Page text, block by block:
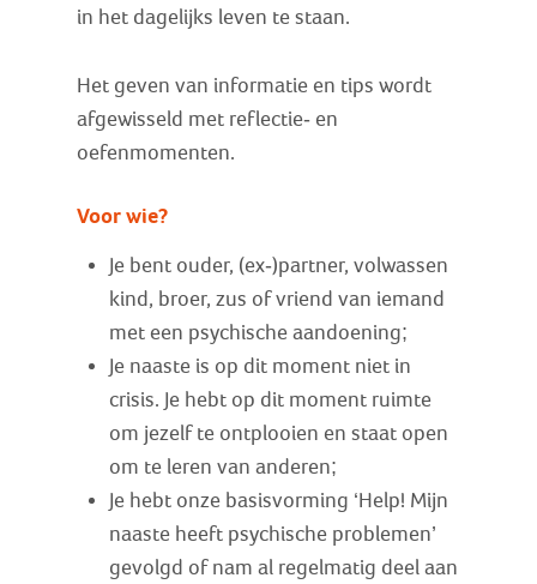
in het dagelijks leven te staan.
Het geven van informatie en tips wordt
afgewisseld met reflectie- en
oefenmomenten.
Voor wie?
Je bent ouder, (ex-)partner, volwassen
kind, broer, zus of vriend van iemand
met een psychische aandoening;
Je naaste is op dit moment niet in
crisis. Je hebt op dit moment ruimte
om jezelf te ontplooien en staat open
om te leren van anderen;
Je hebt onze basisvorming ‘Help! Mijn
naaste heeft psychische problemen’
gevolgd of nam al regelmatig deel aan